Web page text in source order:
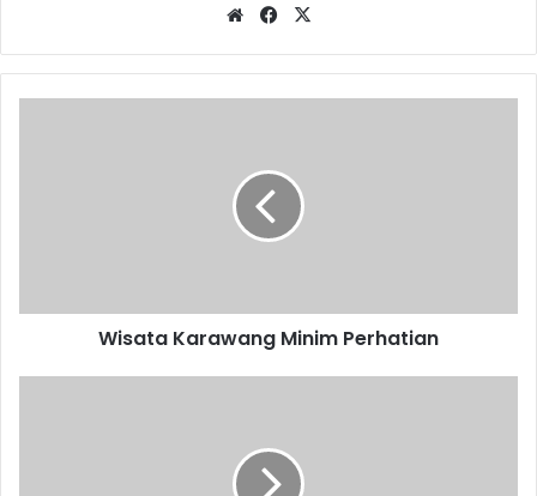
WebsiteFacebook
Wisata Karawang Minim Perhatian